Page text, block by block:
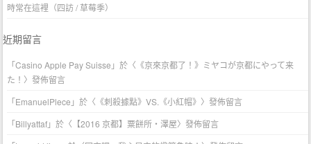
時常在這裡（四訪 / 草莓季）
近期留言
「Casino Apple Pay Suisse 」於〈 《京來京都了！》ミヤコが京都にやって来
た！ 〉發佈留言
「EmanuelPlece 」於〈 《刺殺據點》VS.《小紅帽》 〉發佈留言
「Billyattaf」於〈 【2016 京都】粟餅所・澤屋〉發佈留言